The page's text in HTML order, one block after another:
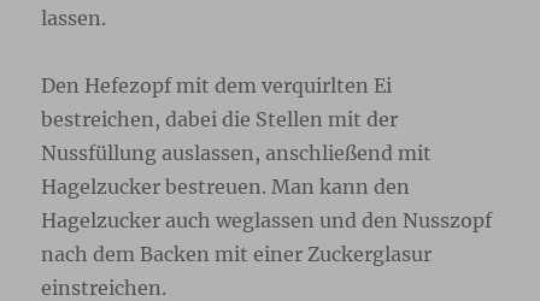
lassen.
Den Hefezopf mit dem verquirlten Ei
bestreichen, dabei die Stellen mit der
Nussfüllung auslassen, anschließend mit
Hagelzucker bestreuen. Man kann den
Hagelzucker auch weglassen und den Nusszopf
nach dem Backen mit einer Zuckerglasur
einstreichen.